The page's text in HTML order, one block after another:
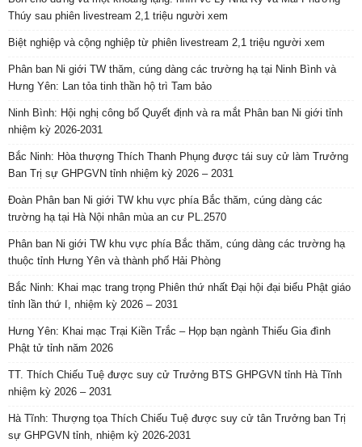
Thúy sau phiên livestream 2,1 triệu người xem
Biệt nghiệp và cộng nghiệp từ phiên livestream 2,1 triệu người xem
Phân ban Ni giới TW thăm, cúng dàng các trường hạ tại Ninh Bình và
Hưng Yên: Lan tỏa tinh thần hộ trì Tam bảo
Ninh Bình: Hội nghị công bố Quyết định và ra mắt Phân ban Ni giới tỉnh
nhiệm kỳ 2026-2031
Bắc Ninh: Hòa thượng Thích Thanh Phụng được tái suy cử làm Trưởng
Ban Trị sự GHPGVN tỉnh nhiệm kỳ 2026 – 2031
Đoàn Phân ban Ni giới TW khu vực phía Bắc thăm, cúng dàng các
trường hạ tại Hà Nội nhân mùa an cư PL.2570
Phân ban Ni giới TW khu vực phía Bắc thăm, cúng dàng các trường hạ
thuộc tỉnh Hưng Yên và thành phố Hải Phòng
Bắc Ninh: Khai mạc trang trọng Phiên thứ nhất Đại hội đại biểu Phật giáo
tỉnh lần thứ I, nhiệm kỳ 2026 – 2031
Hưng Yên: Khai mạc Trại Kiền Trắc – Họp bạn ngành Thiếu Gia đình
Phật tử tỉnh năm 2026
TT. Thích Chiếu Tuệ được suy cử Trưởng BTS GHPGVN tỉnh Hà Tĩnh
nhiệm kỳ 2026 – 2031
Hà Tĩnh: Thượng tọa Thích Chiếu Tuệ được suy cử tân Trưởng ban Trị
sự GHPGVN tỉnh, nhiệm kỳ 2026-2031